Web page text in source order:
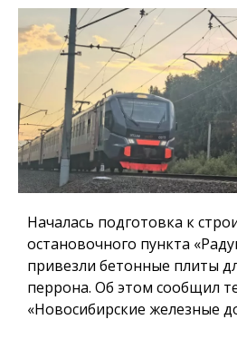
Началась подготовка к
остановочного пункта
привезли бетонные плиты
перрона. Об этом сообщил
«Новосибирские железные